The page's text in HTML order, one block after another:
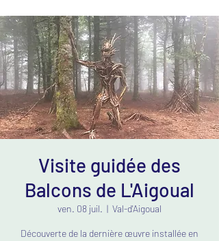
Visite guidée des
Balcons de L'Aigoual
ven. 08 juil.
  |
Val-d'Aigoual
Découverte de la dernière œuvre installée en